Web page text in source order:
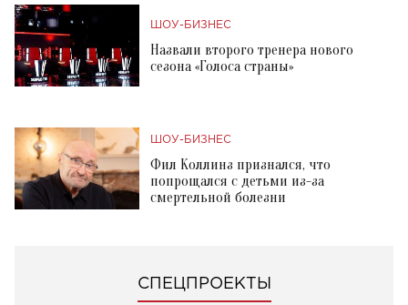
ШОУ-БИЗНЕС
Назвали второго тренера нового
сезона «Голоса страны»
ШОУ-БИЗНЕС
Фил Коллинз признался, что
попрощался с детьми из-за
смертельной болезни
СПЕЦПРОЕКТЫ